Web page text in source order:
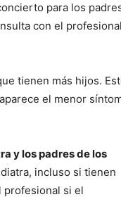
para los
con el profesional
tienen más hijos.
el menor
y los padres de los
incluso si tienen
profesional si el